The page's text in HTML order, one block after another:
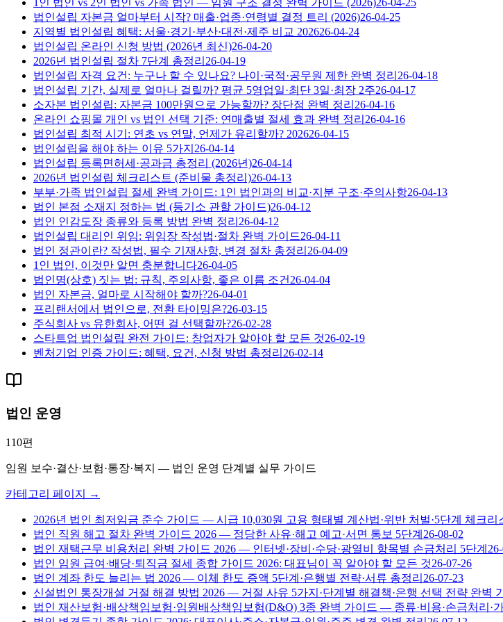
1인 법인 vs 2인 법인 vs 가족 법인 — 임원 구조 결정 완벽 가이드 (2026)26-04-25
법인설립 자본금 얼마부터 시작? 매출·업종·연령별 결정 트리 (2026)26-04-25
지역별 법인설립 혜택: 서울·경기·부산·대전·제주 비교 202626-04-24
법인설립 온라인 신청 방법 (2026년 최신)26-04-20
2026년 법인설립 절차 7단계 총정리 26-04-19
법인설립 자격 요건: 누구나 할 수 있나요? 나이·국적·공무원 제한 완벽 정리 26-04-18
법인설립 기간, 실제로 얼마나 걸릴까? 평균 5영업일·최단 3일·최장 2주26-04-17
소자본 법인설립: 자본금 100만원으로 가능할까? 장단점 완벽 정리 26-04-16
온라인 쇼핑몰 개인 vs 법인 선택 기준: 연매출별 절세 효과 완벽 정리 26-04-16
법인설립 최적 시기: 연초 vs 연말, 언제가 유리할까? 202626-04-15
법인설립을 해야 하는 이유 5가지 26-04-14
법인설립 등록면허세·공과금 총정리 (2026년)26-04-14
2026년 법인설립 체크리스트 (준비물 총정리)26-04-13
부부·가족 법인설립 절세 완벽 가이드: 1인 법인과의 비교·지분 구조·주의사항26-04-13
법인 본점 소재지 정하는 법 (등기소 관할 가이드)26-04-12
법인 인감도장 종류와 등록 방법 완벽 정리 26-04-12
법인설립 대리인 위임: 위임장 작성법·절차 완벽 가이드26-04-11
법인 정관이란? 작성법, 필수 기재사항, 변경 절차 총정리 26-04-09
1인 법인, 이것만 알면 충분합니다26-04-05
법인명(상호) 짓는 법: 규칙, 주의사항, 좋은 이름 조건 26-04-04
법인 자본금, 얼마로 시작해야 할까?26-04-01
프리랜서에서 법인으로, 전환 타이밍은?26-03-15
주식회사 vs 유한회사, 어떤 걸 선택할까?26-02-28
스타트업 법인설립 완전 가이드: 창업자가 알아야 할 모든 것26-02-19
벤처기업 인증 가이드: 혜택, 요건, 신청 방법 총정리 26-02-14
법인 운영
110편
임원 보수·결산·보험·통장·복지 — 법인 운영 단계별 실무 가이드
카테고리 페이지 →
2026년 법인 최저임금 준수 가이드 — 시급 10,030원 고용 형태별 계산법·위반 처벌·5단계 체크리
법인 직원 해고 절차 완벽 가이드 2026 — 정당한 사유·해고 예고·서면 통보 5단계 26-08-02
법인 재택근무 비용처리 완벽 가이드 2026 — 인터넷·장비·수당·광열비 항목별 손금처리 5단계
법인 임원 급여·배당·퇴직금 절세 종합 가이드 2026: 대표님이 꼭 알아야 할 모든 것26-07-26
법인 계좌 한도 늘리는 법 2026 — 이체 한도 증액 5단계·은행별 전략·서류 총정리 26-07-23
신설법인 통장개설 거절 해결 방법 2026 — 거절 사유 5가지·단계별 해결책·은행 선택 전략 완벽
법인 재산보험·배상책임보험·임원배상책임보험(D&O) 3종 완벽 가이드 — 종류·비용·손금처리·